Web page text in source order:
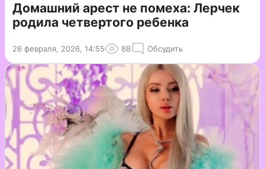
Домашний арест не помеха: Лерчек
родила четвертого ребенка
26 февраля, 2026, 14:55 88 Обсудить